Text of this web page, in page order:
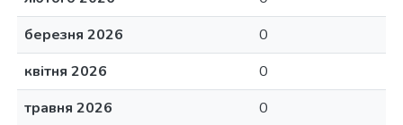
березня 2026
0
квітня 2026
0
травня 2026
0